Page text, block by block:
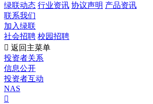
绿联动态 行业资讯 协议声明 产品资讯
联系我们
加入绿联
社会招聘 校园招聘
 返回主菜单
投资者关系
信息公开
投资者互动
NAS
